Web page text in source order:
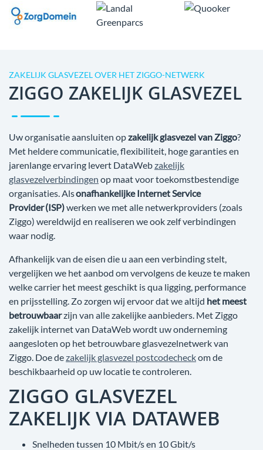
ZAKELIJK GLASVEZEL OVER HET ZIGGO-NETWERK
ZIGGO ZAKELIJK GLASVEZEL
Uw organisatie aansluiten opzakelijk glasvezel van Ziggo?
Met heldere communicatie, flexibiliteit, hoge garanties en
jarenlange ervaring levert DataWebzakelijk
glasvezelverbindingen op maat voor toekomstbestendige
organisaties. Alsonafhankelijke Internet Service
Provider (ISP)werken we met alle netwerkproviders (zoals
Ziggo) wereldwijd en realiseren we ook zelf verbindingen
waar nodig.
Afhankelijk van de eisen die u aan een verbinding stelt,
vergelijken we het aanbod om vervolgens de keuze te maken
welke carrier het meest geschikt is qua ligging, performance
en prijsstelling. Zo zorgen wij ervoor dat we altijd het meest
betrouwbaarzijn van alle zakelijke aanbieders. Met Ziggo
zakelijk internet van DataWeb wordt uw onderneming
aangesloten op het betrouwbare glasvezelnetwerk van
Ziggo. Doe dezakelijk glasvezel postcodecheckom de
beschikbaarheid op uw locatie te controleren.
ZIGGO GLASVEZEL
ZAKELIJK VIA DATAWEB
Snelheden tussen 10 Mbit/s en 10 Gbit/s